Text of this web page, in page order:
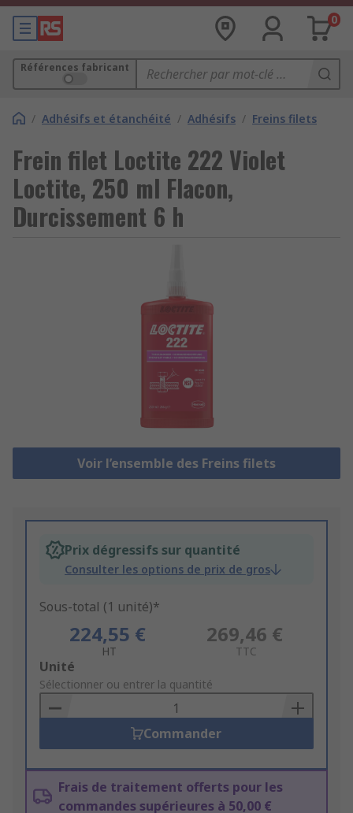
0
Références fabricant
/ Adhésifs et étanchéité / Adhésifs / Freins filets
Frein filet Loctite 222 Violet
Loctite, 250 ml Flacon,
Durcissement 6 h
Voir l’ensemble des Freins filets
Prix dégressifs sur quantité
Consulter les options de prix de gros
Sous-total (1 unité)*
224,55 €
HT
269,46 €
TTC
Add
to
Basket
Unité
Sélectionner ou entrer la quantité
Commander
Frais de traitement offerts pour les
commandes supérieures à 50,00 €